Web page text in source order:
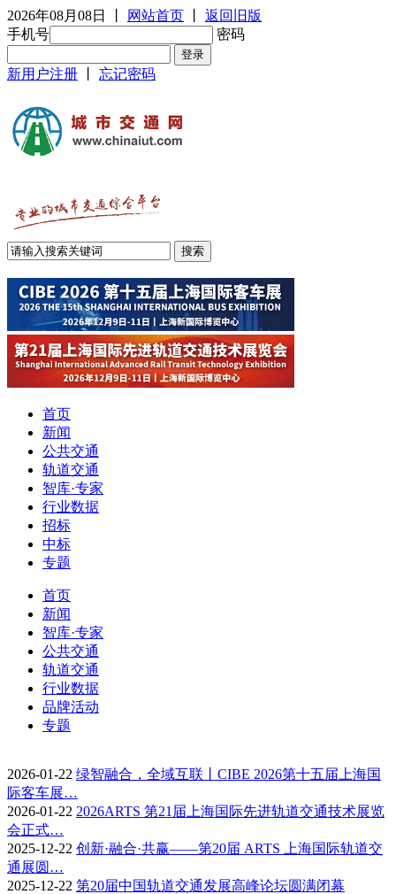
2026年08月08日 网站首页
返回旧版
手机号
密码
新用户注册 忘记密码
首页
新闻
公共交通
轨道交通
智库·专家
行业数据
招标
中标
专题
首页
新闻
智库·专家
公共交通
轨道交通
行业数据
品牌活动
专题
2026-01-22 绿智融合，全域互联丨CIBE 2026第十五届上海国
际客车展…
2026-01-22 2026ARTS 第21届上海国际先进轨道交通技术展览
会正式…
2025-12-22 创新·融合·共赢——第20届 ARTS 上海国际轨道交
通展圆…
2025-12-22 第20届中国轨道交通发展高峰论坛圆满闭幕